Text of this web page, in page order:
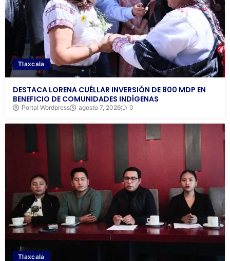
Tlaxcala
DESTACA LORENA CUÉLLAR INVERSIÓN DE 800 MDP EN
BENEFICIO DE COMUNIDADES INDÍGENAS
Portal Wordpress agosto 7, 2026 0
Tlaxcala